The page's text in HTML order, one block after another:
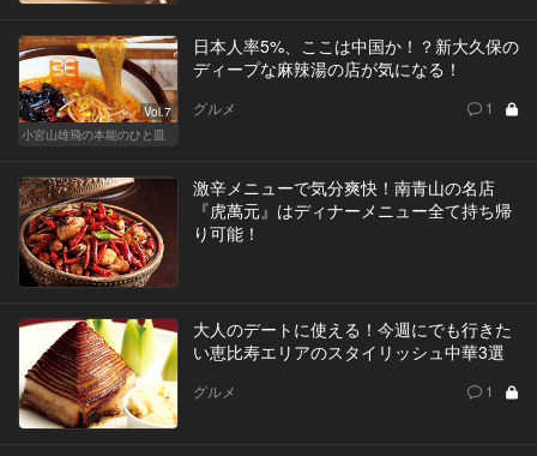
Vol.7
小宮山雄飛の本能のひと皿
日本人率5%、ここは中国か！？新大久保の
ディープな麻辣湯の店が気になる！
グルメ 1
激辛メニューで気分爽快！南青山の名店
『虎萬元』はディナーメニュー全て持ち帰
り可能！
大人のデートに使える！今週にでも行きた
い恵比寿エリアのスタイリッシュ中華3選
グルメ 1